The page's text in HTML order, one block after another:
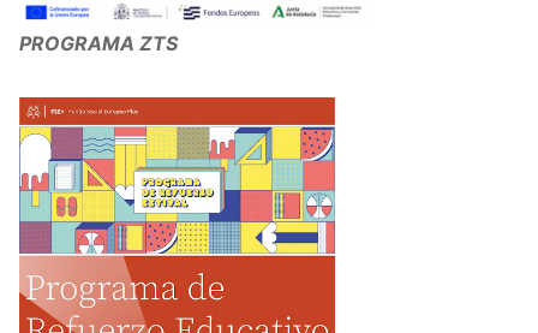
PROGRAMA ZTS